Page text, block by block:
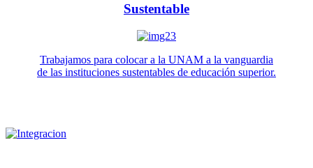
Sustentable
Trabajamos para colocar a la UNAM a la vanguardia
de las instituciones sustentables de educación superior.